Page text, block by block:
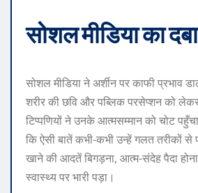
सोशल मीडिया का
सोशल मीडिया ने अर्शीन पर काफी प्रभाव
शरीर की छवि और पब्लिक परसेप्शन को
टिप्पणियों ने उनके आत्मसम्मान को चोट
कि ऐसी बातें कभी-कभी उन्हें गलत तरीकों से
खाने की आदतें बिगड़ना, आत्म-संदेह पैदा
स्वास्थ्य पर भारी पड़ा।